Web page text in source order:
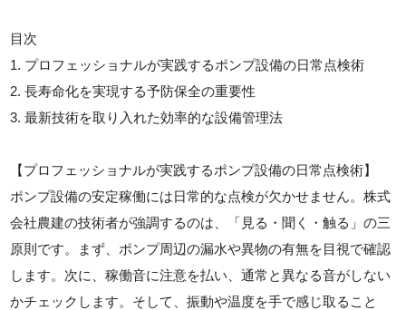
目次
1. プロフェッショナルが実践するポンプ設備の日常点検術
2. 長寿命化を実現する予防保全の重要性
3. 最新技術を取り入れた効率的な設備管理法
【プロフェッショナルが実践するポンプ設備の日常点検術】
ポンプ設備の安定稼働には日常的な点検が欠かせません。株式
会社農建の技術者が強調するのは、「見る・聞く・触る」の三
原則です。まず、ポンプ周辺の漏水や異物の有無を目視で確認
します。次に、稼働音に注意を払い、通常と異なる音がしない
かチェックします。そして、振動や温度を手で感じ取ること